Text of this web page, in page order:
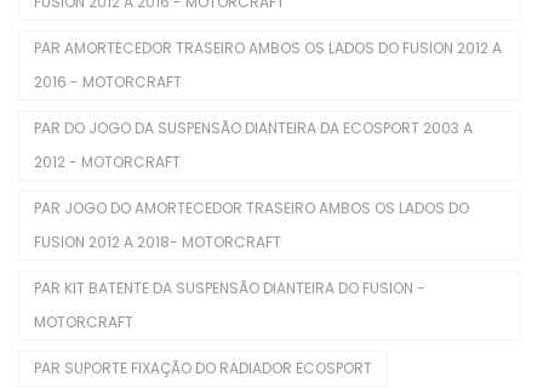
Filtros De Óleo
Juntas Tampa De Válvula
Kit De Distribuição
PAR AMORTECEDOR TRASEIRO AMBOS OS LADOS DO FUSION 2012 A
2016 - MOTORCRAFT
PAR DO JOGO DA SUSPENSÃO DIANTEIRA DA ECOSPORT 2003 A
2012 - MOTORCRAFT
PAR JOGO DO AMORTECEDOR TRASEIRO AMBOS OS LADOS DO
FUSION 2012 A 2018- MOTORCRAFT
PAR KIT BATENTE DA SUSPENSÃO DIANTEIRA DO FUSION -
MOTORCRAFT
PAR SUPORTE FIXAÇÃO DO RADIADOR ECOSPORT